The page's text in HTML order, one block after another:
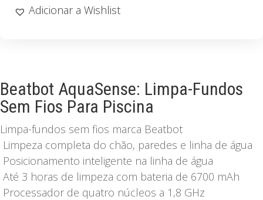
BEATBOT®
Adicionar a Wishlist
Beatbot AquaSense: Limpa-Fundos
Sem Fios Para Piscina
Limpa-fundos sem fios marca Beatbot
Limpeza completa do chão, paredes e linha de água
Posicionamento inteligente na linha de água
Até 3 horas de limpeza com bateria de 6700 mAh
Processador de quatro núcleos a 1,8 GHz